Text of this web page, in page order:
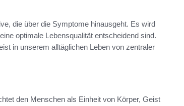
die über die Symptome hinausgeht. Es wird
optimale Lebensqualität entscheidend sind.
in unserem alltäglichen Leben von zentraler
den Menschen als Einheit von Körper, Geist